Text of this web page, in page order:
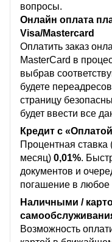
вопросы.
Онлайн оплата
Visa/Mastercard
Оплатить заказ
MasterCard в
выбрав
будете
страницу
будет ввести все
Кредит с
Процентная
месяц) 0,01%.
документов и
погашение в любое
Наличными /
Возможность